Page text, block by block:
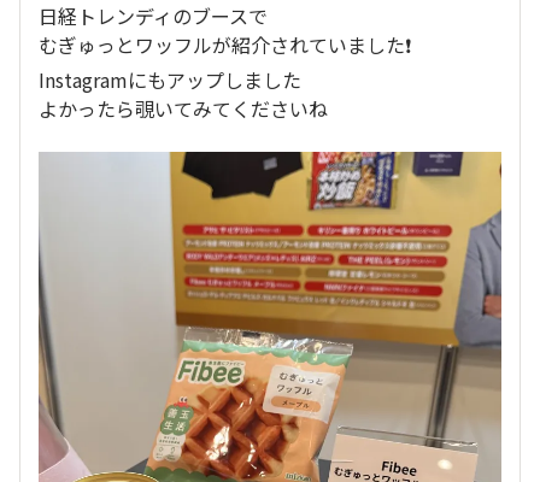
日経トレンディのブースで
むぎゅっとワッフルが紹介されていました❗️
Instagramにもアップしました
よかったら覗いてみてくださいね